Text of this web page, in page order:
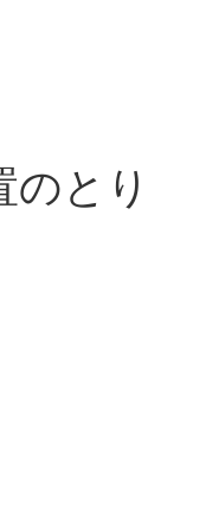
のとり